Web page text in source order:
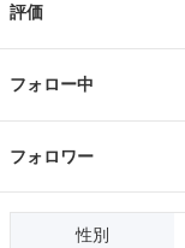
評価
フォロー中
フォロワー
性別